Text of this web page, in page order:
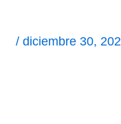
/ diciembre 30,